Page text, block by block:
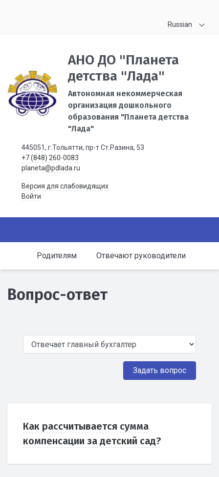
Russian
АНО ДО "Планета
детства "Лада"
Автономная некоммерческая
организация дошкольного
образования "Планета детства
"Лада"
445051, г.Тольятти, пр-т Ст.Разина, 53
+7 (848) 260-0083
planeta@pdlada.ru
Версия для слабовидящих
Войти
Родителям Отвечают руководители
Вопрос-ответ
Задать вопрос
Как рассчитывается сумма
компенсации за детский сад?